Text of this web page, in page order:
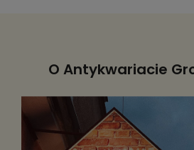
O Antykwariacie